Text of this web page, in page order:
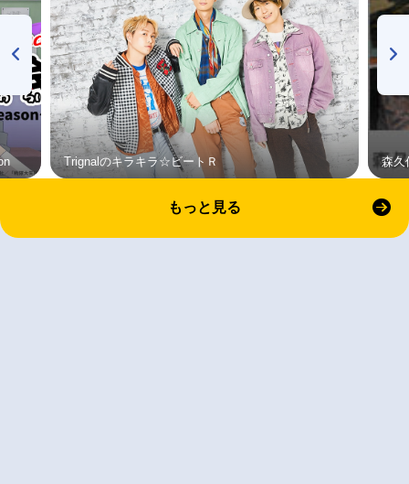
Trignalのキラキラ☆ビートＲ 森久
もっと見る